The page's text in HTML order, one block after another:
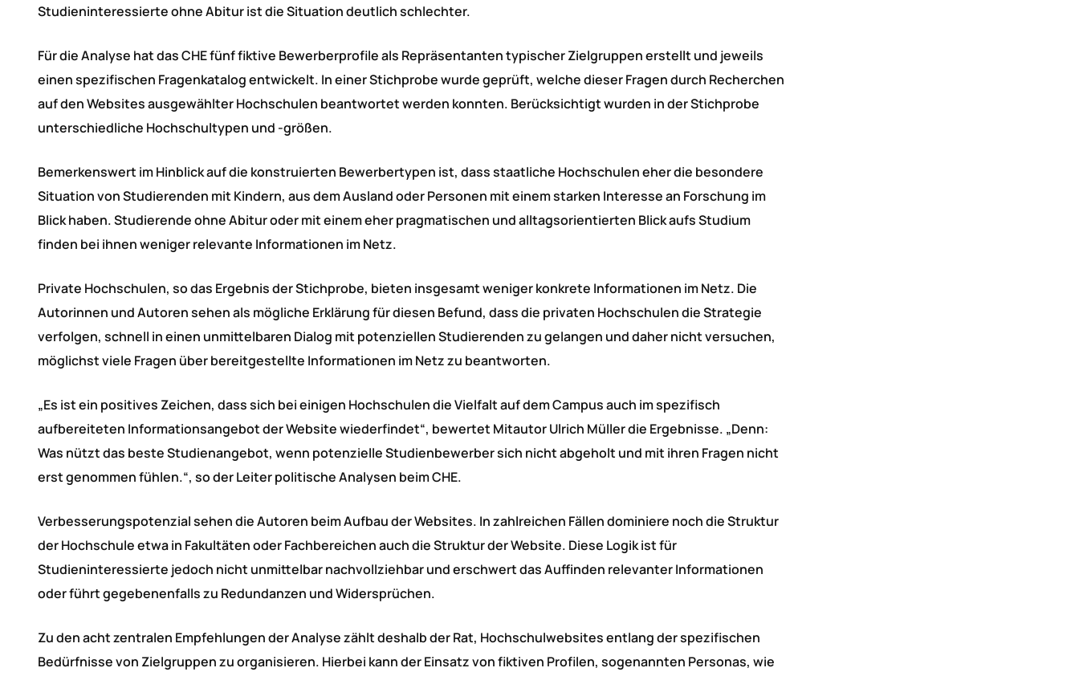
Studieninteressierte ohne Abitur ist die Situation deutlich schlechter.
Für die Analyse hat das CHE fünf fiktive Bewerberprofile als Repräsentanten typischer Zielgruppen erstellt und jeweils
einen spezifischen Fragenkatalog entwickelt. In einer Stichprobe wurde geprüft, welche dieser Fragen durch Recherchen
auf den Websites ausgewählter Hochschulen beantwortet werden konnten. Berücksichtigt wurden in der Stichprobe
unterschiedliche Hochschultypen und -größen.
Bemerkenswert im Hinblick auf die konstruierten Bewerbertypen ist, dass staatliche Hochschulen eher die besondere
Situation von Studierenden mit Kindern, aus dem Ausland oder Personen mit einem starken Interesse an Forschung im
Blick haben. Studierende ohne Abitur oder mit einem eher pragmatischen und alltagsorientierten Blick aufs Studium
finden bei ihnen weniger relevante Informationen im Netz.
Private Hochschulen, so das Ergebnis der Stichprobe, bieten insgesamt weniger konkrete Informationen im Netz. Die
Autorinnen und Autoren sehen als mögliche Erklärung für diesen Befund, dass die privaten Hochschulen die Strategie
verfolgen, schnell in einen unmittelbaren Dialog mit potenziellen Studierenden zu gelangen und daher nicht versuchen,
möglichst viele Fragen über bereitgestellte Informationen im Netz zu beantworten.
„Es ist ein positives Zeichen, dass sich bei einigen Hochschulen die Vielfalt auf dem Campus auch im spezifisch
aufbereiteten Informationsangebot der Website wiederfindet“, bewertet Mitautor Ulrich Müller die Ergebnisse. „Denn:
Was nützt das beste Studienangebot, wenn potenzielle Studienbewerber sich nicht abgeholt und mit ihren Fragen nicht
erst genommen fühlen.“, so der Leiter politische Analysen beim CHE.
Verbesserungspotenzial sehen die Autoren beim Aufbau der Websites. In zahlreichen Fällen dominiere noch die Struktur
der Hochschule etwa in Fakultäten oder Fachbereichen auch die Struktur der Website. Diese Logik ist für
Studieninteressierte jedoch nicht unmittelbar nachvollziehbar und erschwert das Auffinden relevanter Informationen
oder führt gegebenenfalls zu Redundanzen und Widersprüchen.
Zu den acht zentralen Empfehlungen der Analyse zählt deshalb der Rat, Hochschulwebsites entlang der spezifischen
Bedürfnisse von Zielgruppen zu organisieren. Hierbei kann der Einsatz von fiktiven Profilen, sogenannten Personas, wie